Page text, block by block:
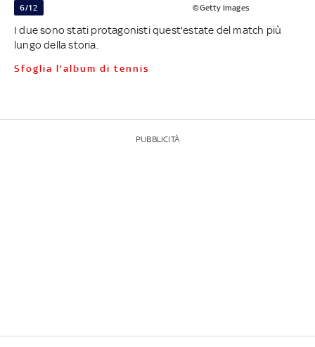
6/12 ©Getty Images
I due sono stati protagonisti quest'estate del match più
lungo della storia.
Sfoglia l'album di tennis
PUBBLICITÀ